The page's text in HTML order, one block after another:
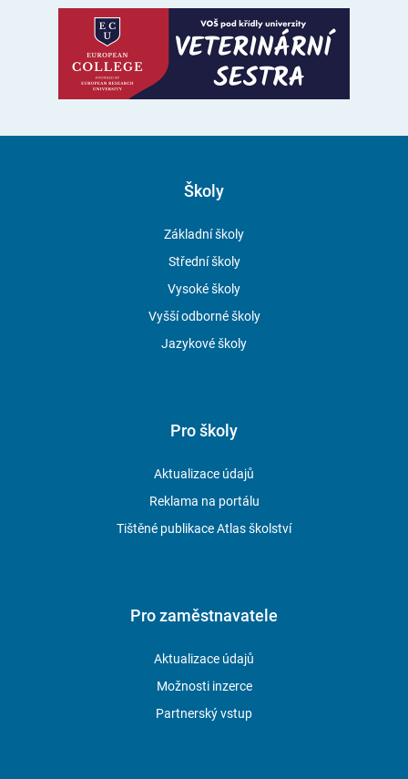
Školy
Základní školy
Střední školy
Vysoké školy
Vyšší odborné školy
Jazykové školy
Pro školy
Aktualizace údajů
Reklama na portálu
Tištěné publikace Atlas školství
Pro zaměstnavatele
Aktualizace údajů
Možnosti inzerce
Partnerský vstup